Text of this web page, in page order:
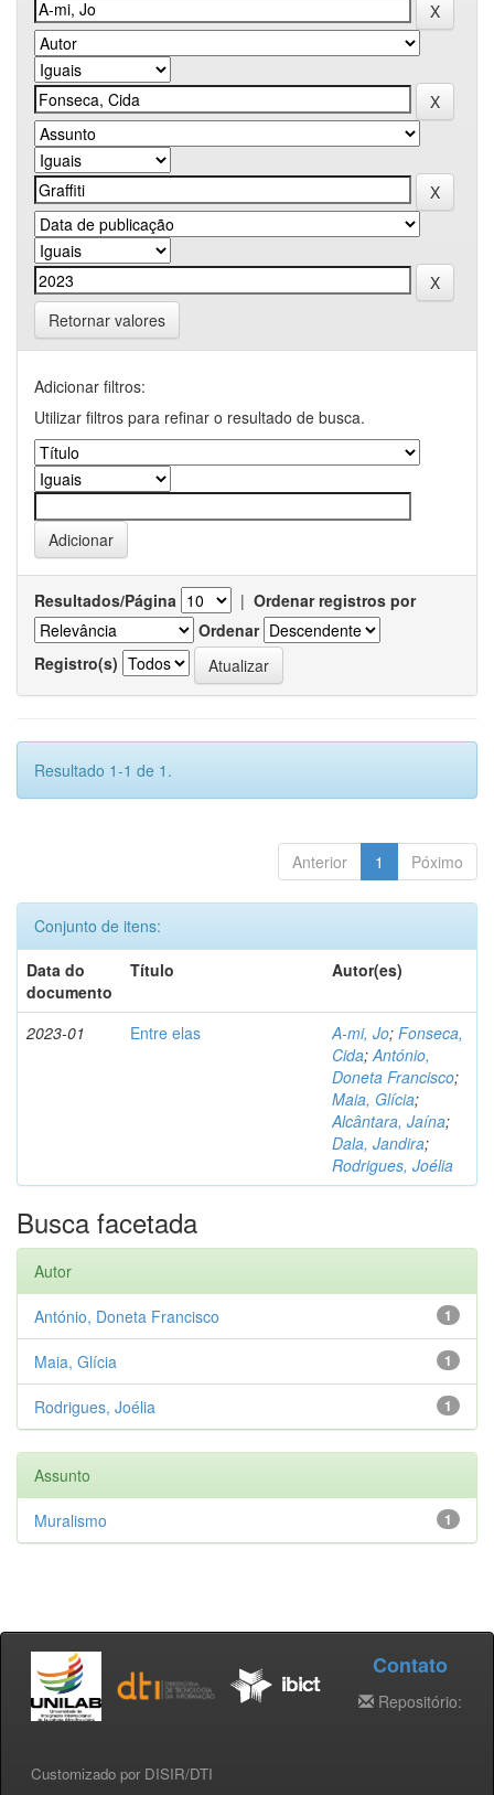
Retornar valores
Adicionar filtros:
Utilizar filtros para refinar o resultado de busca.
Resultados/Página | Ordenar registros por
Ordenar
Registro(s)
Resultado 1-1 de 1.
Anterior 1 Póximo
Conjunto de itens:
Data do
documento
Título Autor(es)
2023-01 Entre elas A-mi, Jo; Fonseca,
Cida;António,
Doneta Francisco;
Maia, Glícia;
Alcântara, Jaína;
Dala, Jandira;
Rodrigues, Joélia
Busca facetada
Autor
1
António, Doneta Francisco
1
Maia, Glícia
1
Rodrigues, Joélia
Assunto
1
Muralismo
Customizado por DISIR/DTI
Contato
Repositório: